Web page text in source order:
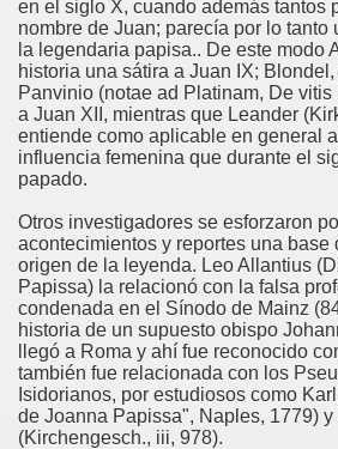
en el siglo X, cuando además tantos
nombre de Juan; parecía por lo tanto
la legendaria papisa.. De este modo
historia una sátira a Juan IX;
Panvinio (notae ad Platinam, De
a Juan XII, mientras que Leander
entiende como aplicable en general
influencia femenina que durante el
papado.
Otros investigadores se esforzaron
acontecimientos y reportes una base
origen de la leyenda. Leo Allantius
Papissa) la relacionó con la falsa
condenada en el Sínodo de Mainz
historia de un supuesto obispo
llegó a Roma y ahí fue reconocido
también fue relacionada con los
Isidorianos, por estudiosos como
de Joanna Papissa", Naples, 1779) y
(Kirchengesch., iii, 978).